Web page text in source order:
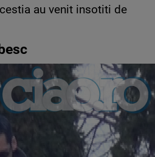
au venit insotiti de